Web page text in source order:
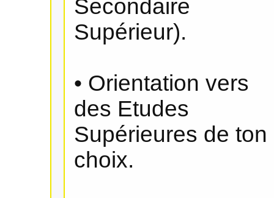
Secondaire
Supérieur).
• Orientation vers
des Etudes
Supérieures de ton
choix.